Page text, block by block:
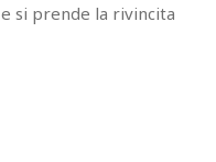
si prende la rivincita